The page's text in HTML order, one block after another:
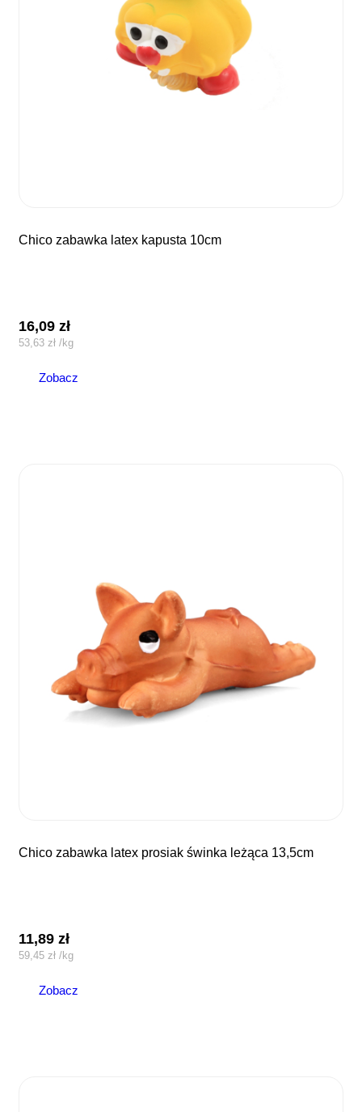
chico zabawka latex kapusta 10cm
16,09zł
53,63zł /kg
Zobacz
chico zabawka latex prosiak świnka leżąca 13,5cm
11,89zł
59,45zł /kg
Zobacz